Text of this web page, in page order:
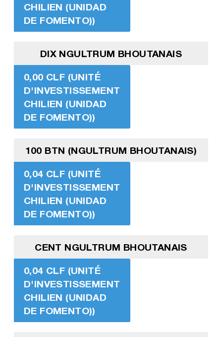
CHILIEN (UNIDAD
DE FOMENTO))
DIX NGULTRUM BHOUTANAIS
0,00 CLF (UNITÉ
D'INVESTISSEMENT
CHILIEN (UNIDAD
DE FOMENTO))
100 BTN (NGULTRUM BHOUTANAIS)
0,04 CLF (UNITÉ
D'INVESTISSEMENT
CHILIEN (UNIDAD
DE FOMENTO))
CENT NGULTRUM BHOUTANAIS
0,04 CLF (UNITÉ
D'INVESTISSEMENT
CHILIEN (UNIDAD
DE FOMENTO))